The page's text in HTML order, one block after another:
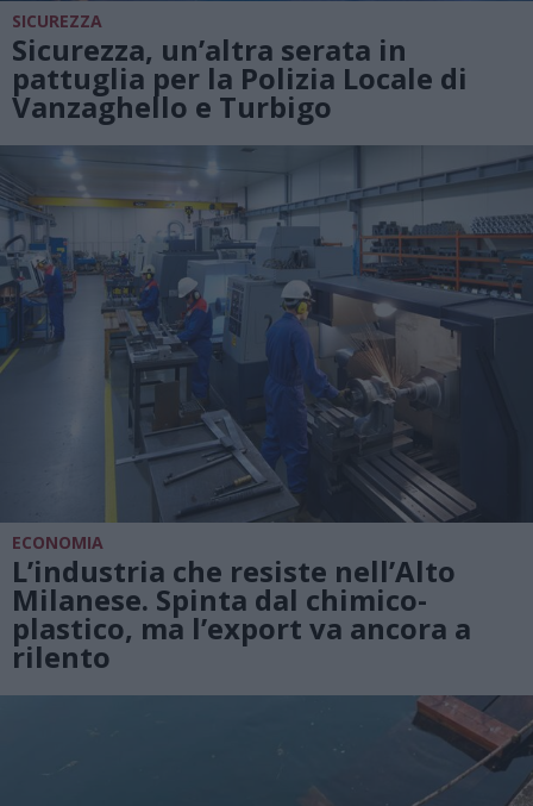
SICUREZZA
Sicurezza, un’altra serata in
pattuglia per la Polizia Locale di
Vanzaghello e Turbigo
ECONOMIA
L’industria che resiste nell’Alto
Milanese. Spinta dal chimico-
plastico, ma l’export va ancora a
rilento